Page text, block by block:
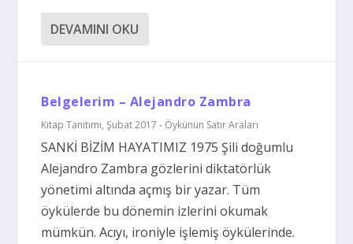
DEVAMINI OKU
Belgelerim – Alejandro Zambra
Kitap Tanıtımı,Şubat 2017 - Öykünün Satır Araları
SANKİ BİZİM HAYATIMIZ 1975 Şili doğumlu
Alejandro Zambra gözlerini diktatörlük
yönetimi altında açmış bir yazar. Tüm
öykülerde bu dönemin izlerini okumak
mümkün. Acıyı, ironiyle işlemiş öykülerinde.